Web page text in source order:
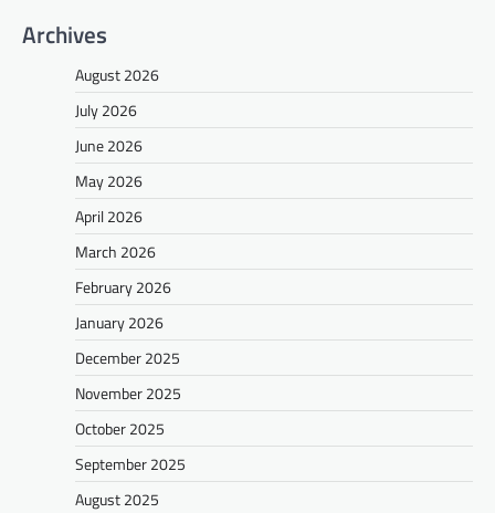
Archives
August 2026
July 2026
June 2026
May 2026
April 2026
March 2026
February 2026
January 2026
December 2025
November 2025
October 2025
September 2025
August 2025